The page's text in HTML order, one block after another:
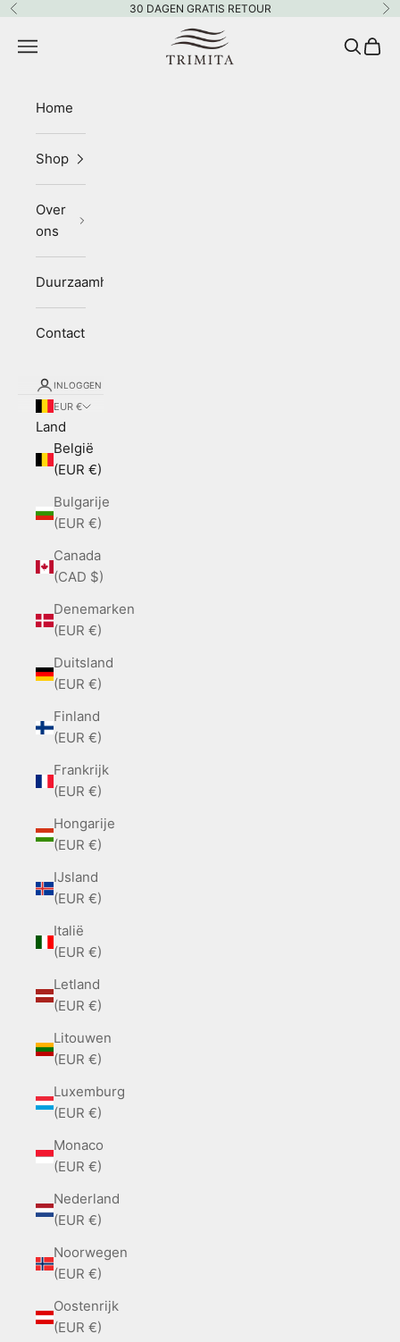
Naar inhoud
Vorige 30 DAGEN GRATIS RETOUR
Menu Zoeken
Home
Shop
Over
ons
Duurzaamheid
Contact
INLOGGEN
EUR €
Land
België
(EUR €)
Bulgarije
(EUR €)
Canada
(CAD $)
Denemarken
(EUR €)
Duitsland
(EUR €)
Finland
(EUR €)
Frankrijk
(EUR €)
Hongarije
(EUR €)
IJsland
(EUR €)
Italië
(EUR €)
Letland
(EUR €)
Litouwen
(EUR €)
Luxemburg
(EUR €)
Monaco
(EUR €)
Nederland
(EUR €)
Noorwegen
(EUR €)
Oostenrijk
(EUR €)